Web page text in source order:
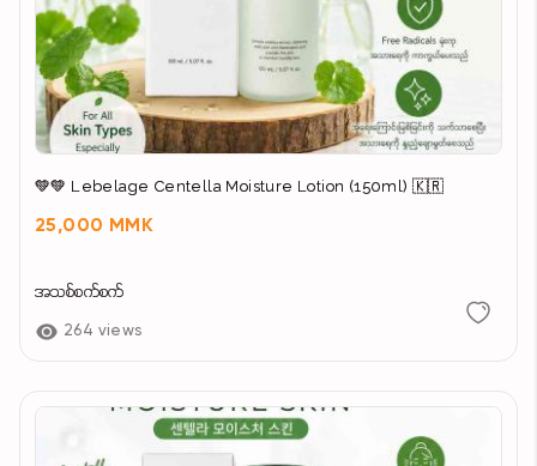
💚💚 Lebelage Centella Moisture Lotion (150ml) 🇰🇷
25,000 MMK
အသစ်စက်စက်
264 views